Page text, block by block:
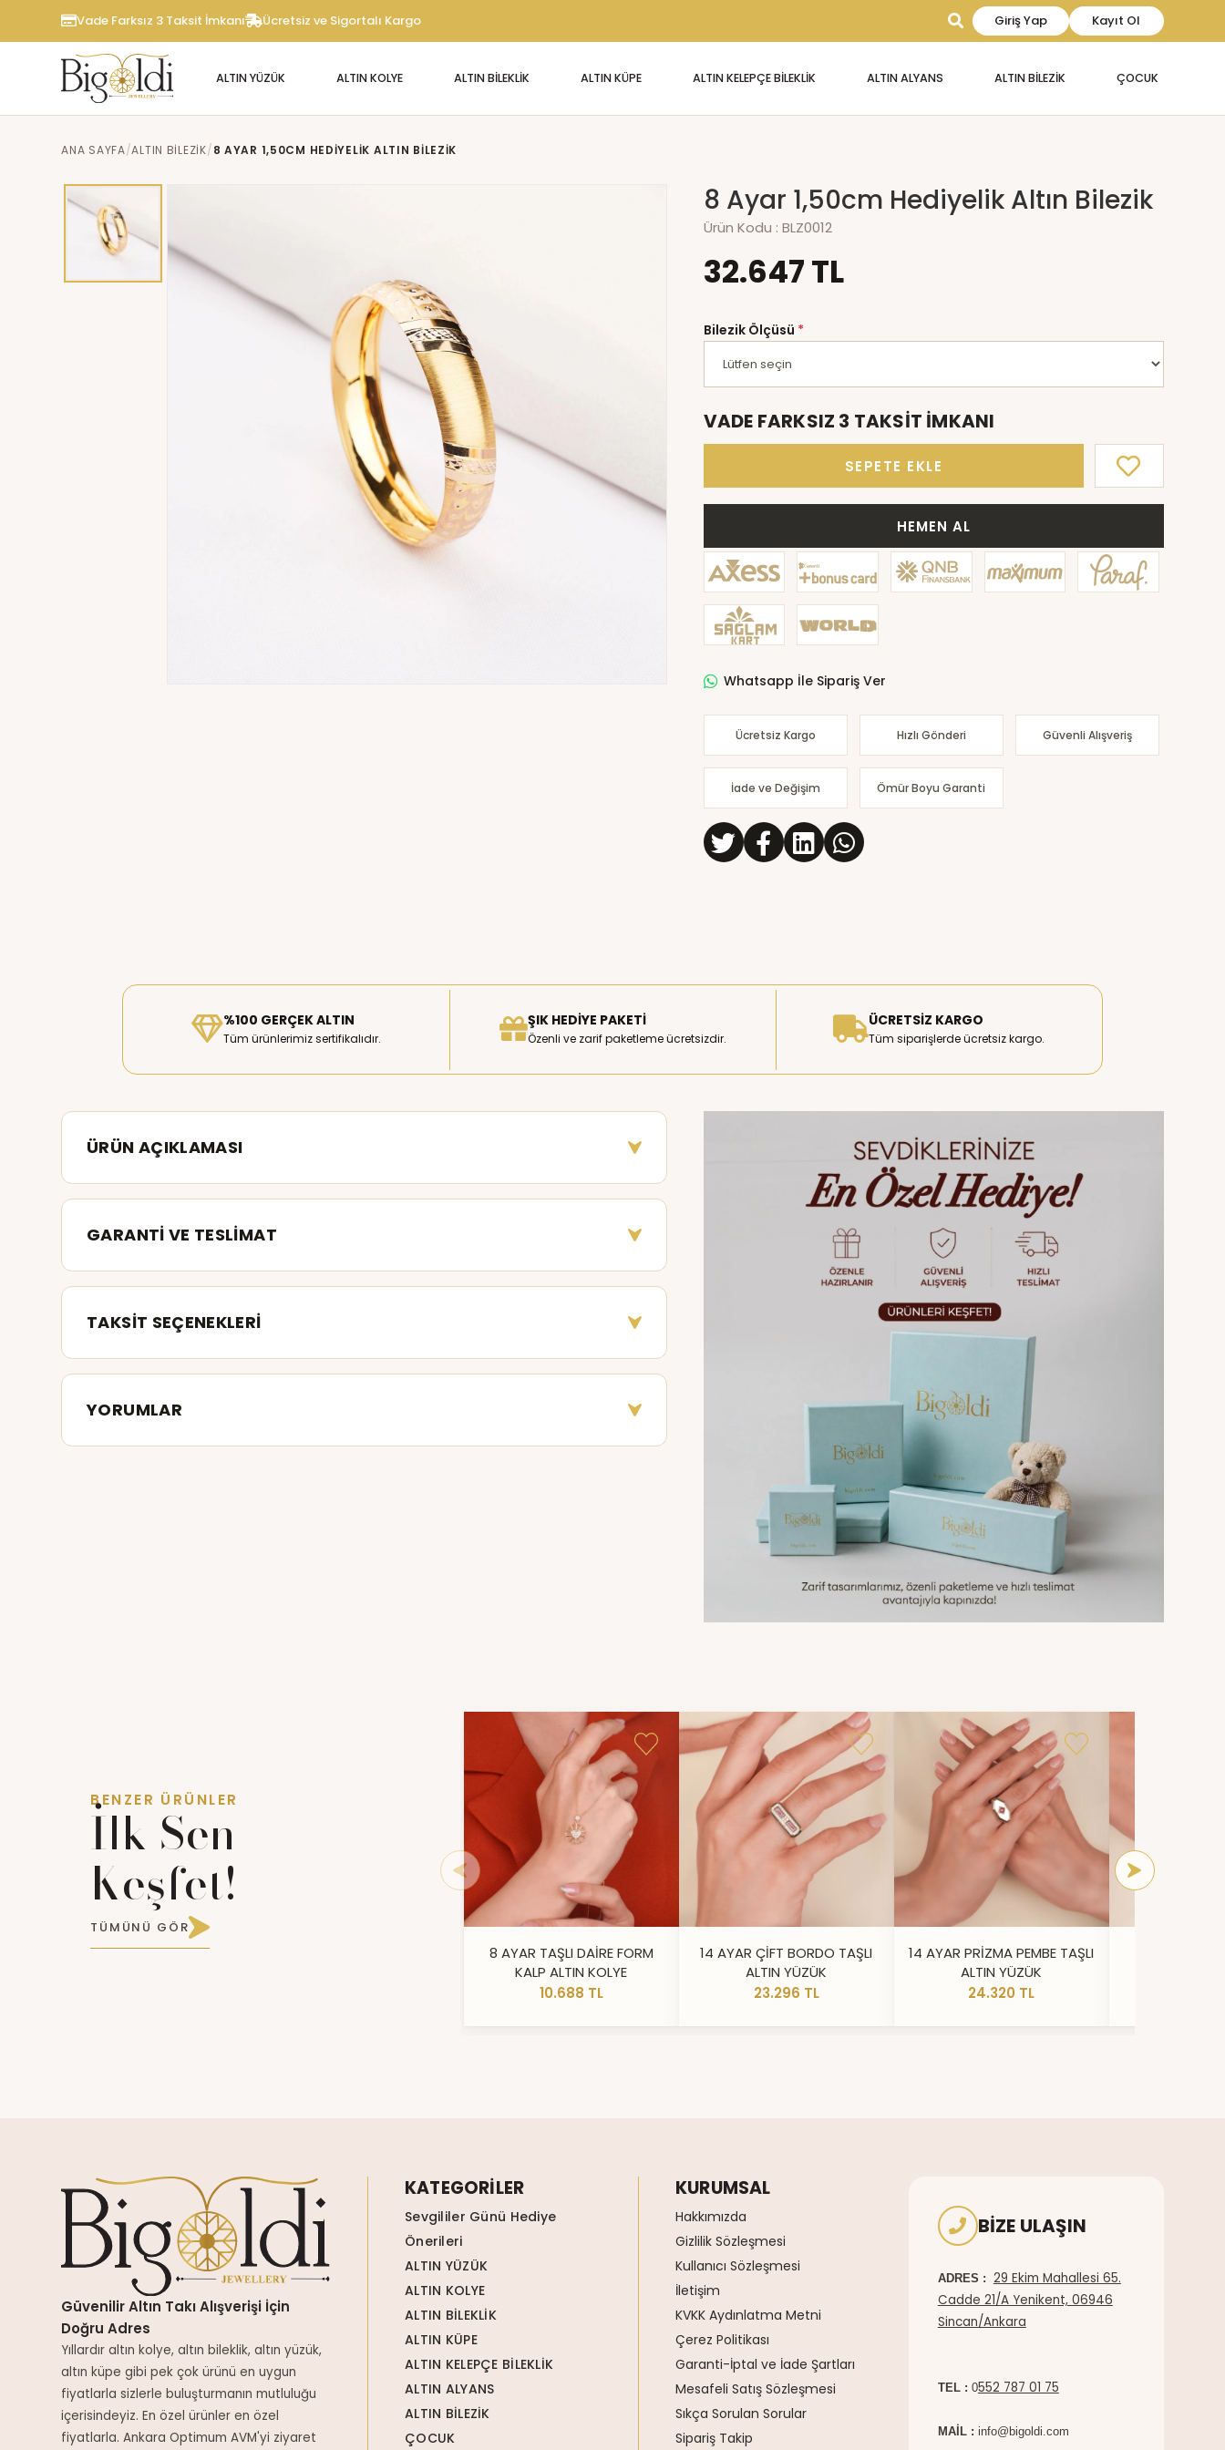
Vade Farksız 3 Taksit İmkanı Ücretsiz ve Sigortalı Kargo Giriş Yap Kayıt Ol
ALTIN YÜZÜK ALTIN KOLYE ALTIN BİLEKLİK ALTIN KÜPE ALTIN KELEPÇE BİLEKLİK ALTIN ALYANS ALTIN BİLEZİK ÇOCUK
ANA SAYFA ALTIN BİLEZİK 8 AYAR 1,50CM HEDIYELIK ALTIN BILEZIK
8 Ayar 1,50cm Hediyelik Altın Bilezik
Ürün Kodu : BLZ0012
32.647 TL
Bilezik Ölçüsü *
VADE FARKSIZ 3 TAKSİT İMKANI
SEPETE EKLE
HEMEN AL
Whatsapp İle Sipariş Ver
Ücretsiz Kargo Hızlı Gönderi Güvenli Alışveriş
İade ve Değişim Ömür Boyu Garanti
%100 GERÇEK ALTIN
Tüm ürünlerimiz sertifikalıdır.
ŞIK HEDIYE PAKETI
Özenli ve zarif paketleme ücretsizdir.
ÜCRETSIZ KARGO
Tüm siparişlerde ücretsiz kargo.
ÜRÜN AÇIKLAMASI
GARANTİ VE TESLİMAT
TAKSİT SEÇENEKLERİ
YORUMLAR
BENZER ÜRÜNLER
İlk Sen
Keşfet!
TÜMÜNÜ GÖR
8 AYAR TAŞLI DAİRE FORM
KALP ALTIN KOLYE
10.688 TL
14 AYAR ÇİFT BORDO TAŞLI
ALTIN YÜZÜK
23.296 TL
14 AYAR PRİZMA PEMBE TAŞLI
ALTIN YÜZÜK
24.320 TL
Güvenilir Altın Takı Alışverişi İçin
Doğru Adres
Yıllardır altın kolye, altın bileklik, altın yüzük,
altın küpe gibi pek çok ürünü en uygun
fiyatlarla sizlerle buluşturmanın mutluluğu
içerisindeyiz. En özel ürünler en özel
fiyatlarla. Ankara Optimum AVM'yi ziyaret
KATEGORİLER
Sevgililer Günü Hediye
Önerileri
ALTIN YÜZÜK
ALTIN KOLYE
ALTIN BİLEKLİK
ALTIN KÜPE
ALTIN KELEPÇE BİLEKLİK
ALTIN ALYANS
ALTIN BİLEZİK
ÇOCUK
KURUMSAL
Hakkımızda
Gizlilik Sözleşmesi
Kullanıcı Sözleşmesi
İletişim
KVKK Aydınlatma Metni
Çerez Politikası
Garanti-İptal ve İade Şartları
Mesafeli Satış Sözleşmesi
Sıkça Sorulan Sorular
Sipariş Takip
BIZE ULAŞIN
ADRES : 29 Ekim Mahallesi 65.
Cadde 21/A Yenikent, 06946
Sincan/Ankara
TEL : 0552 787 01 75
MAİL : info@bigoldi.com